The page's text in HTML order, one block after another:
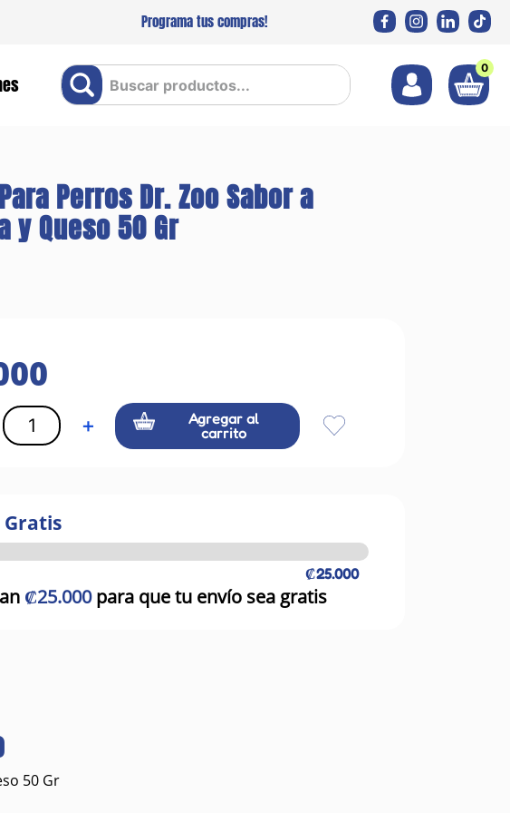
Programa tus compras!
Buscar productos... 0
Perros Dr. Zoo Sabor a
y Queso 50 Gr
＋
Agregar al
carrito
Gratis
₡25.000
₡25.000para que tu envío sea gratis
50 Gr